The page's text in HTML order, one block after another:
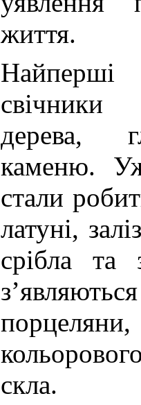
життя.
Найперші
свічники
дерева,
каменю.
стали
латуні,
срібла та
скла.